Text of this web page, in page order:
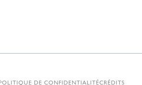
DE CONFIDENTIALITÉCRÉDITS